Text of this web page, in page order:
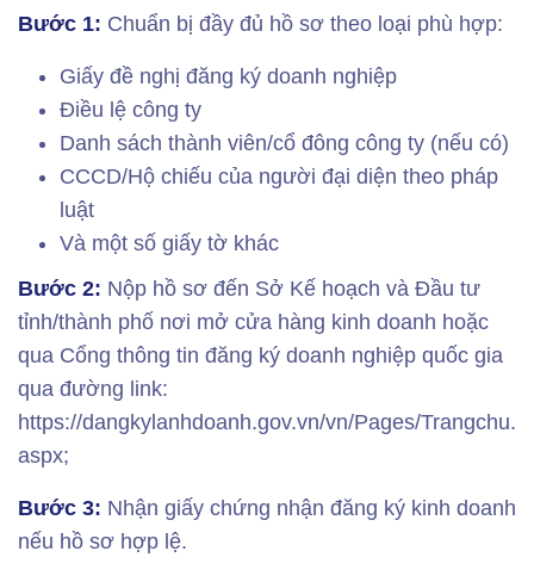
Bước 1: Chuẩn bị đầy đủ hồ sơ theo loại phù hợp:
Giấy đề nghị đăng ký doanh nghiệp
Điều lệ công ty
Danh sách thành viên/cổ đông công ty (nếu có)
CCCD/Hộ chiếu của người đại diện theo pháp
luật
Và một số giấy tờ khác
Bước 2: Nộp hồ sơ đến Sở Kế hoạch và Đầu tư
tỉnh/thành phố nơi mở cửa hàng kinh doanh hoặc
qua Cổng thông tin đăng ký doanh nghiệp quốc gia
qua đường link:
https://dangkylanhdoanh.gov.vn/vn/Pages/Trangchu.
aspx;
Bước 3: Nhận giấy chứng nhận đăng ký kinh doanh
nếu hồ sơ hợp lệ.